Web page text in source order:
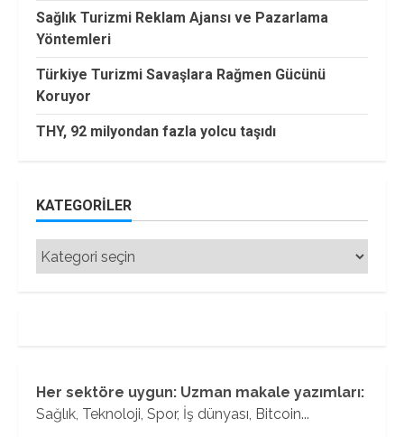
Sağlık Turizmi Reklam Ajansı ve Pazarlama
Yöntemleri
Türkiye Turizmi Savaşlara Rağmen Gücünü
Koruyor
THY, 92 milyondan fazla yolcu taşıdı
KATEGORILER
Kategoriler
Her sektöre uygun: Uzman makale yazımları:
Sağlık, Teknoloji, Spor, İş dünyası, Bitcoin...